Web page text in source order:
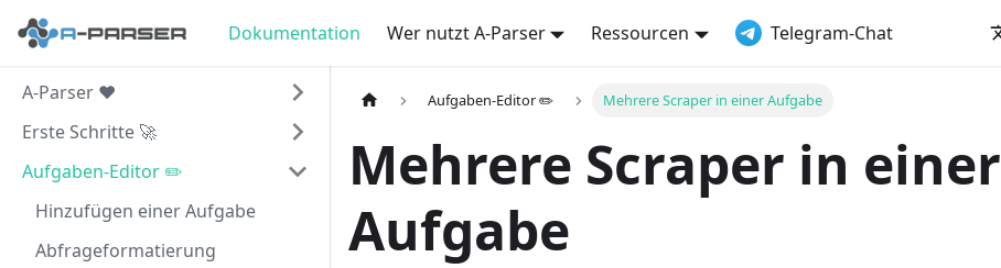
Dokumentation Wer nutzt A-Parser Ressourcen Telegram-Chat
A-Parser ❤️
Erste Schritte 🚀
Aufgaben-Editor ✏️
Hinzufügen einer Aufgabe
Abfrageformatierung
Aufgaben-Editor ✏️ Mehrere Scraper in einer Aufgabe
Mehrere Scraper in einer
Aufgabe